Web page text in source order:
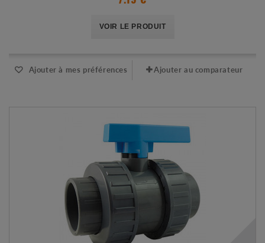
VOIR LE PRODUIT
Ajouter à mes préférences Ajouter au comparateur